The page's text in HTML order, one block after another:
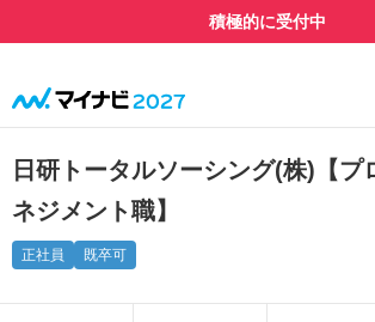
日研トータルソーシング(株)【プ
ネジメント職】
正社員 既卒可
積極的に受付中